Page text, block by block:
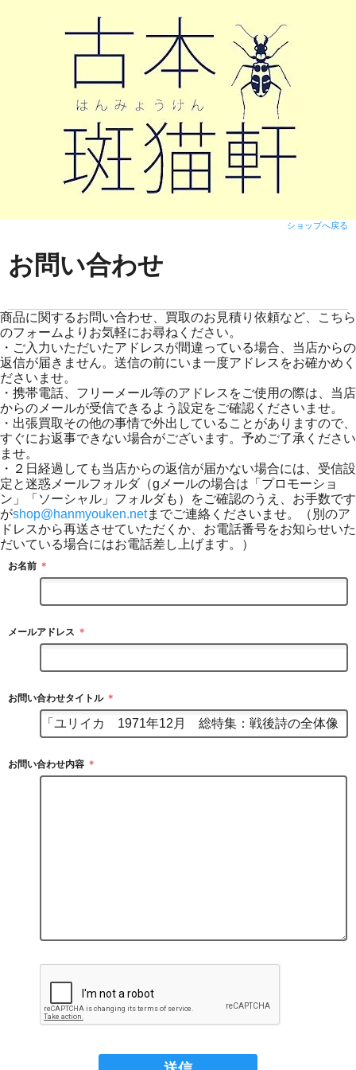
ショップへ戻る
お問い合わせ
商品に関するお問い合わせ、買取のお見積り依頼など、こちら
のフォームよりお気軽にお尋ねください。
・ご入力いただいたアドレスが間違っている場合、当店からの
返信が届きません。送信の前にいま一度アドレスをお確かめく
ださいませ。
・携帯電話、フリーメール等のアドレスをご使用の際は、当店
からのメールが受信できるよう設定をご確認くださいませ。
・出張買取その他の事情で外出していることがありますので、
すぐにお返事できない場合がございます。予めご了承ください
ませ。
・２日経過しても当店からの返信が届かない場合には、受信設
定と迷惑メールフォルダ（gメールの場合は「プロモーショ
ン」「ソーシャル」フォルダも）をご確認のうえ、お手数です
がshop@hanmyouken.netまでご連絡くださいませ。（別のア
ドレスから再送させていただくか、お電話番号をお知らせいた
だいている場合にはお電話差し上げます。）
お名前 ＊
メールアドレス ＊
お問い合わせタイトル ＊
お問い合わせ内容 ＊